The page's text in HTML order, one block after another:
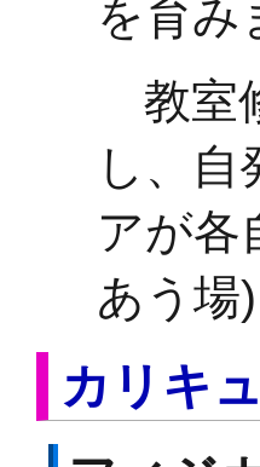
を育み
教室
し、
アが各
あう場)
カリキ